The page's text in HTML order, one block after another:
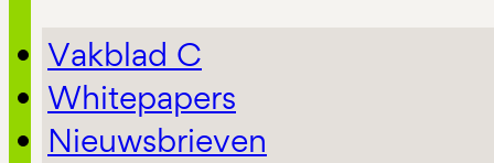
Vakblad C
Whitepapers
Nieuwsbrieven